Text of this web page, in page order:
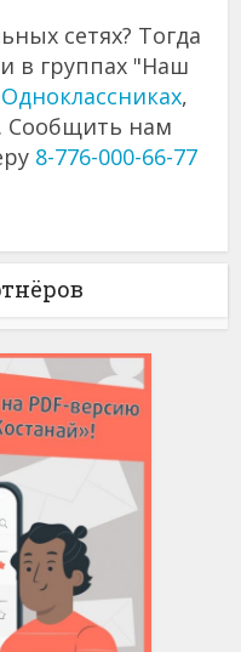
сетях? Тогда
в группах "Наш
Одноклассниках,
. Сообщить нам
8-776-000-66-77